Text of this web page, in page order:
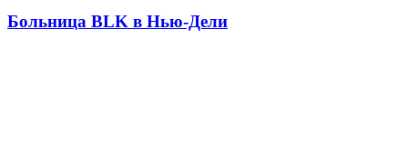
Больница BLK в Нью-Дели